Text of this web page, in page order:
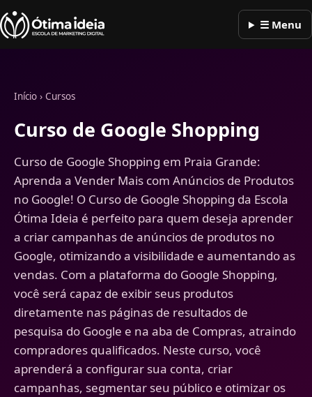
☰ Menu
Início › Cursos
Curso de Google Shopping
Curso de Google Shopping em Praia Grande:
Aprenda a Vender Mais com Anúncios de Produtos
no Google! O Curso de Google Shopping da Escola
Ótima Ideia é perfeito para quem deseja aprender
a criar campanhas de anúncios de produtos no
Google, otimizando a visibilidade e aumentando as
vendas. Com a plataforma do Google Shopping,
você será capaz de exibir seus produtos
diretamente nas páginas de resultados de
pesquisa do Google e na aba de Compras, atraindo
compradores qualificados. Neste curso, você
aprenderá a configurar sua conta, criar
campanhas, segmentar seu público e otimizar os